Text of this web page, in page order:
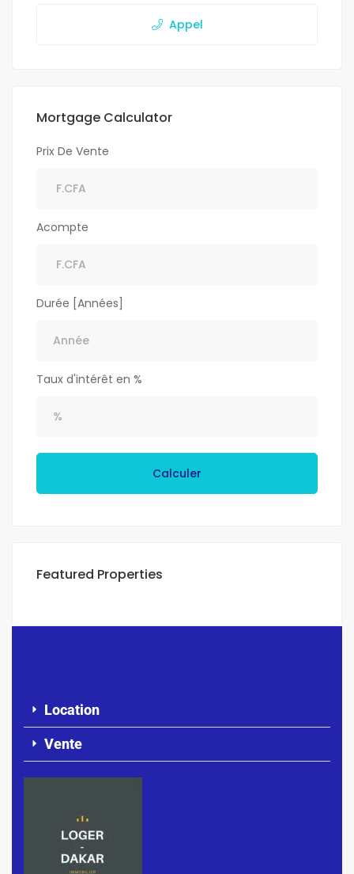
Appel
Mortgage Calculator
Prix De Vente
Acompte
Durée [Années]
Taux d'intérêt en %
Calculer
Featured Properties
Location
Vente